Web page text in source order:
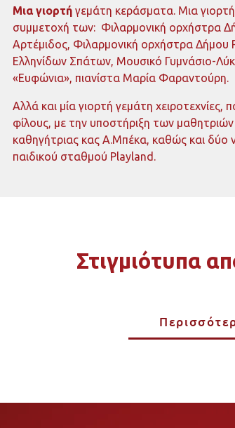
Μια γιορτή γεμάτη κεράσματα. Μια
συμμετοχή των: Φιλαρμονική ορχήστρα
Αρτέμιδος, Φιλαρμονική ορχήστρα Δήμου
Ελληνίδων Σπάτων, Μουσικό Γυμνάσιο-
«Ευφώνια», πιανίστα Μαρία Φαραντούρη.
Αλλά και μία γιορτή γεμάτη χειροτεχνίες,
φίλους, με την υποστήριξη των
καθηγήτριας κας Α.Μπέκα, καθώς και δύο
παιδικού σταθμού Playland.
Στιγμιότυπα